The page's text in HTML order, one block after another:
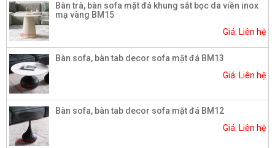
Bàn trà, bàn sofa mặt đá khung sắt bọc da viền inox
mạ vàng BM15
Giá: Liên hệ
Bàn sofa, bàn tab decor sofa mặt đá BM13
Giá: Liên hệ
Bàn sofa, bàn tab decor sofa mặt đá BM12
Giá: Liên hệ